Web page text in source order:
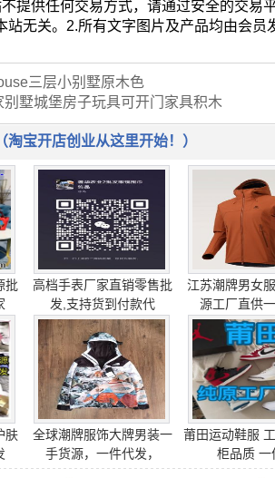
提供任何交易方式，请通过安全的交易
站无关。2.所有文字图片及产品均由会
三层小别墅原木色
别墅城堡房子玩具可开门家具积木
宝开店创业从这里开始！）
批
高档手表厂家直销零售批
发,支持货到付款代
江苏潮牌男女
源工厂直供
肤
全球潮牌服饰大牌男装一
手货源，一件代发，
莆田运动鞋服
柜品质 一